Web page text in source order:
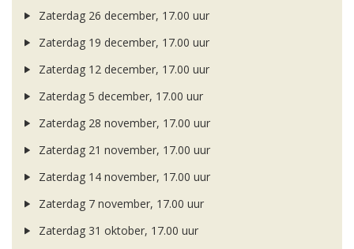
Zaterdag 26 december, 17.00 uur
Zaterdag 19 december, 17.00 uur
Zaterdag 12 december, 17.00 uur
Zaterdag 5 december, 17.00 uur
Zaterdag 28 november, 17.00 uur
Zaterdag 21 november, 17.00 uur
Zaterdag 14 november, 17.00 uur
Zaterdag 7 november, 17.00 uur
Zaterdag 31 oktober, 17.00 uur